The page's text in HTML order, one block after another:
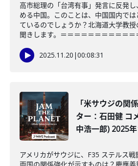
高市総理の「台湾有事」発言に反発
める中国。このことは、中国国内で
ているのでしょうか？北海道大学教
聞きします。＝＝＝＝＝＝＝＝＝＝＝
2025.11.20 |00:08:31
「米サウジの関
ター：石田健 コ
中浩一郎) 2025
アメリカがサウジに、F35 ステルス戦